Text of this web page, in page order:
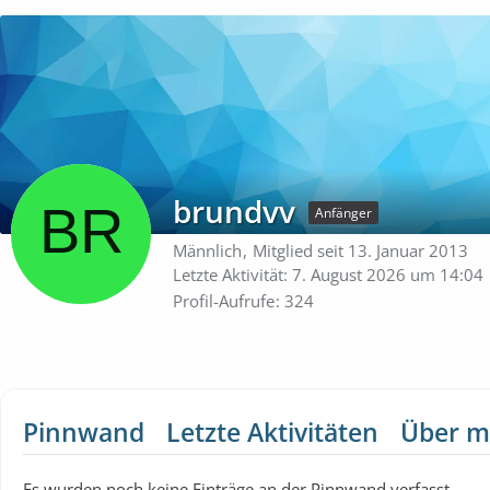
brundvv Anfänger
Männlich Mitglied seit 13. Januar 2013
Letzte Aktivität: 7. August 2026 um 14:04
Profil-Aufrufe 324
Pinnwand Letzte Aktivitäten Über